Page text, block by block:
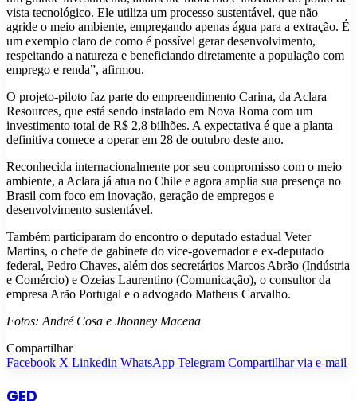
vista tecnológico. Ele utiliza um processo sustentável, que não
agride o meio ambiente, empregando apenas água para a extração. É
um exemplo claro de como é possível gerar desenvolvimento,
respeitando a natureza e beneficiando diretamente a população com
emprego e renda”, afirmou.
O projeto-piloto faz parte do empreendimento Carina, da Aclara
Resources, que está sendo instalado em Nova Roma com um
investimento total de R$ 2,8 bilhões. A expectativa é que a planta
definitiva comece a operar em 28 de outubro deste ano.
Reconhecida internacionalmente por seu compromisso com o meio
ambiente, a Aclara já atua no Chile e agora amplia sua presença no
Brasil com foco em inovação, geração de empregos e
desenvolvimento sustentável.
Também participaram do encontro o deputado estadual Veter
Martins, o chefe de gabinete do vice-governador e ex-deputado
federal, Pedro Chaves, além dos secretários Marcos Abrão (Indústria
e Comércio) e Ozeias Laurentino (Comunicação), o consultor da
empresa Arão Portugal e o advogado Matheus Carvalho.
Fotos: André Cosa e Jhonney Macena
Compartilhar
Facebook X Linkedin WhatsApp Telegram Compartilhar via e-mail
GED